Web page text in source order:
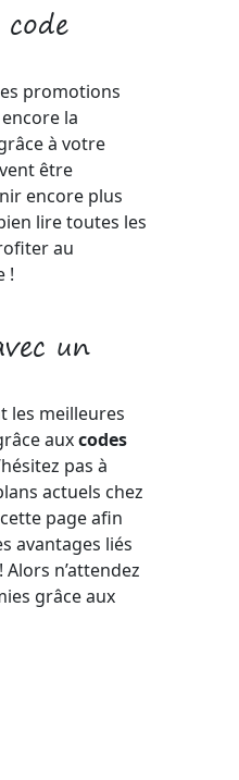
promotions
la
à votre
être
encore plus
lire toutes les
au
!
un
les meilleures
auxcodes
pas à
actuels chez
page afin
avantages liés
n’attendez
grâce aux